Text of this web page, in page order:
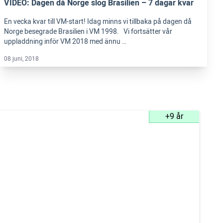
VIDEO: Dagen då Norge slog Brasilien – 7 dagar kvar
En vecka kvar till VM-start! Idag minns vi tillbaka på dagen då
Norge besegrade Brasilien i VM 1998. Vi fortsätter vår
uppladdning inför VM 2018 med ännu …
08 juni, 2018
+9 år